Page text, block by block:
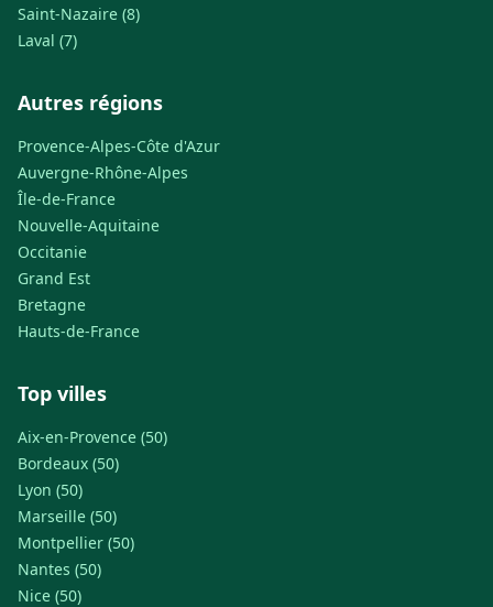
Saint-Nazaire (8)
Laval (7)
Autres régions
Provence-Alpes-Côte d'Azur
Auvergne-Rhône-Alpes
Île-de-France
Nouvelle-Aquitaine
Occitanie
Grand Est
Bretagne
Hauts-de-France
Top villes
Aix-en-Provence (50)
Bordeaux (50)
Lyon (50)
Marseille (50)
Montpellier (50)
Nantes (50)
Nice (50)